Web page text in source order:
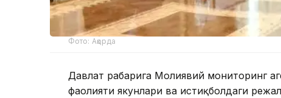
Фото: Ақорда
Давлат раҳбарига Молиявий мониторинг
фаолияти якунлари ва истиқболдаги